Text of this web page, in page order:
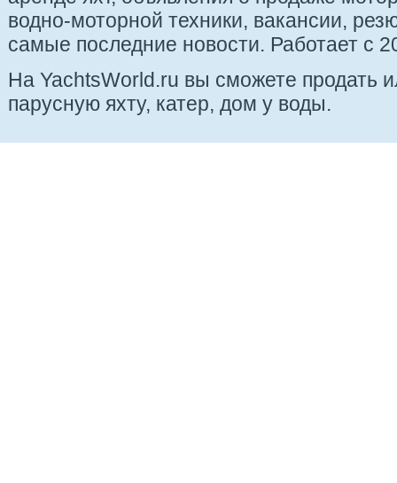
водно-моторной техники, вакансии,
самые последние новости. Работает с
На YachtsWorld.ru вы сможете продать
парусную яхту, катер, дом у воды.